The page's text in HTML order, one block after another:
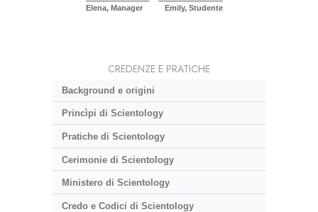
Elena, Manager Emily, Studente
CREDENZE E PRATICHE
Background e origini
Princìpi di Scientology
Pratiche di Scientology
Cerimonie di Scientology
Ministero di Scientology
Credo e Codici di Scientology